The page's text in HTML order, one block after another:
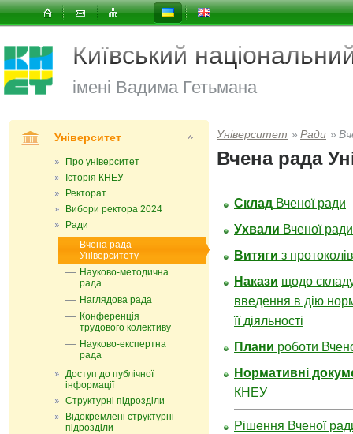
Київський
імені Вадима Гетьмана
Університет
Про університет
Історія КНЕУ
Ректорат
Вибори ректора 2024
Ради
Вчена рада
Університету
Науково-методична
рада
Наглядова рада
Конференція
трудового колективу
Науково-експертна
рада
Доступ до публічної
інформації
Структурні підрозділи
Відокремлені структурні
підрозділи
Університет » Ради »
Вчена рада
Склад Вченої ради
Ухвали Вченої ради
Витяги з
Накази щодо
введення в дію
її діяльності
Плани роботи
Нормативні
КНЕУ
Рішення Вченої